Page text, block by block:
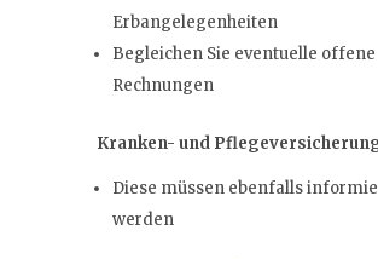
Erbangelegenheiten
Begleichen Sie eventuelle offene
Rechnungen
Kranken- und
Diese müssen ebenfalls
werden